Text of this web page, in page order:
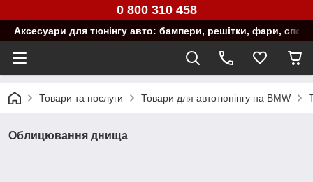
0 800 310 458
Аксесуари для тюнінгу авто: бампери, решітки, фари,
Товари та послуги Товари для автотюнінгу на BMW
Облицювання днища